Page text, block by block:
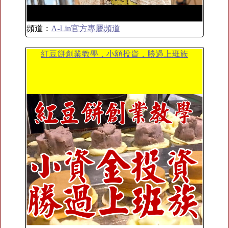
頻道： A-Lin官方專屬頻道
紅豆餅創業教學，小額投資，勝過上班族